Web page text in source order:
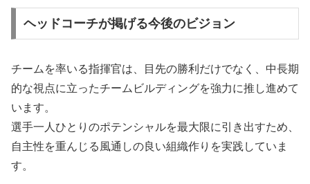
ヘッドコーチが掲げる今後のビジョン
チームを率いる指揮官は、目先の勝利だけでなく、中長期
的な視点に立ったチームビルディングを強力に推し進めて
います。
選手一人ひとりのポテンシャルを最大限に引き出すため、
自主性を重んじる風通しの良い組織作りを実践していま
す。